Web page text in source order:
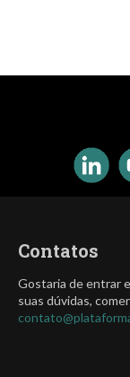
Contatos
Gostaria de entrar
suas dúvidas,